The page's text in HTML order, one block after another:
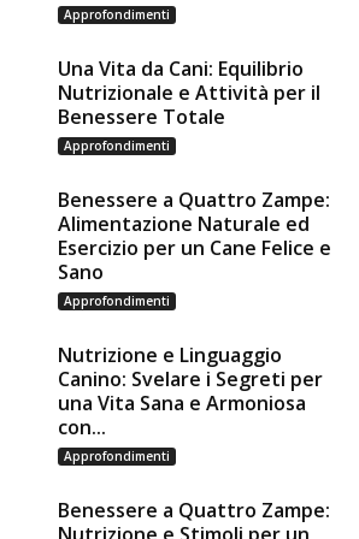
Approfondimenti
Una Vita da Cani: Equilibrio
Nutrizionale e Attività per il
Benessere Totale
Approfondimenti
Benessere a Quattro Zampe:
Alimentazione Naturale ed
Esercizio per un Cane Felice e
Sano
Approfondimenti
Nutrizione e Linguaggio
Canino: Svelare i Segreti per
una Vita Sana e Armoniosa
con...
Approfondimenti
Benessere a Quattro Zampe: